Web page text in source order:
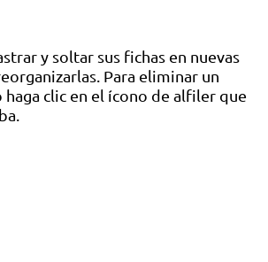
y soltar sus fichas en nuevas
Para eliminar un
clic en el ícono de alfiler que